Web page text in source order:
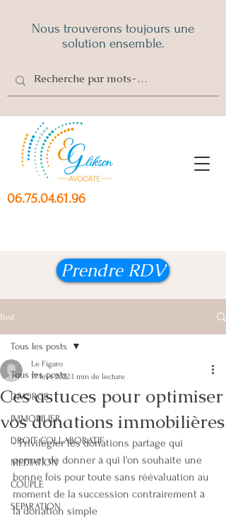
06.75.04.61.96
Nous trouverons toujours une
solution ensemble.
Prendre RDV
Post
Tous les posts
DIVORCE
IMMOBILIER
DROIT COLLABORATIF
MEDIATION
COUPLE
SEPARATION
Tous les posts
Ces astuces pour optimiser
vos donations immobilières
Le Figaro
17 févr. 20221 min de lecture
- Privilégier les donations partage qui
permet de donner à qui l'on souhaite une
bonne fois pour toute sans réévaluation au
moment de la succession contrairement à
la donation simple